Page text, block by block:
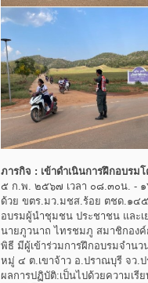
ภารกิจ : เข้าดำเนินการฝึกอบรม
๕ ก.พ. ๒๕๖๗ เวลา ๐๘.๓๐น. -
ด้วย ขตร.มว.มชส.ร้อย ตชด.๑๔
อบรมผู้นำชุมชน ประชาชน และเ
นายภูวนาถ ไทรชมภู สมาชิกองค์
พิธี มีผู้เข้าร่วมการฝึกอบรมจำน
หมู่ ๔ ต.เขาจ้าว อ.ปราณบุรี จว.ป
ผลการปฏิบัติ:เป็นไปด้วยความเรี